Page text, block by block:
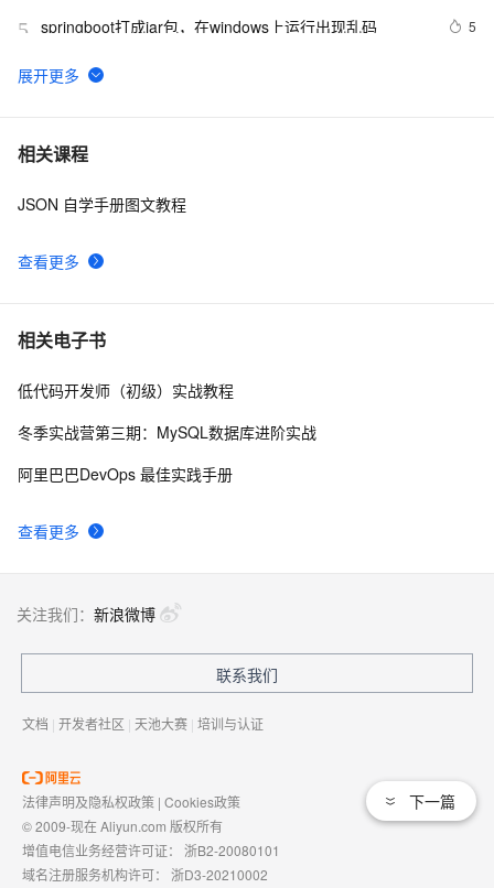
5 springboot打成jar包，在windows上运行出现乱码 5
6
【Android 安全】DEX 加密 ( 常用 Android 反编译工具 |
7 Maven打包Jar文件
8 分享非常有用的Java程序 (关键代码) (三)---创建ZIP和
9 安装本地jar包
10
连接参数useSSL、serverTimezone 相关问题
相关课程
查看更多
JSON 自学手册图文教程
相关电子书
查看更多
低代码开发师（初级）实战教程
冬季实战营第三期：MySQL数据库进阶实战
阿里巴巴DevOps 最佳实践手册
下一篇
关注我们： 新浪微博
联系我们
文档 | 开发者社区 | 天池大赛 | 培训与认证
法律声明及隐私权政策 | Cookies政策
© 2009-现在 Aliyun.com 版权所有
增值电信业务经营许可证： 浙B2-20080101
域名注册服务机构许可： 浙D3-20210002